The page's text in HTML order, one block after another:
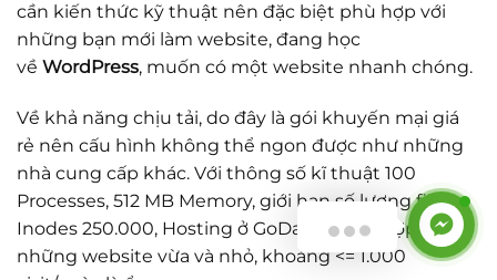
cần kiến thức kỹ thuật nên đặc biệt phù hợp với
những bạn mới làm website, đang học
về WordPress, muốn có một website nhanh chóng.
Về khả năng chịu tải, do đây là gói khuyến mại giá
rẻ nên cấu hình không thể ngon được như những
nhà cung cấp khác. Với thông số kĩ thuật 100
Processes, 512 MB Memory, giới hạn số lượng files
Inodes 250.000, Hosting ở GoDaddy phù hợp với
những website vừa và nhỏ, khoảng <= 1.000